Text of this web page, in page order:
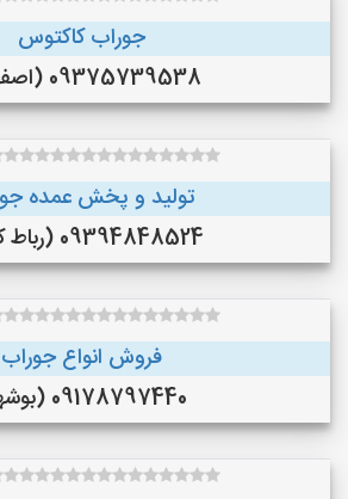
جوراب کاکتوس
09375739538 (اصفهان)
تولید و پخش عمده
09394848524 (رباط کریم)
فروش انواع جوراب
09178797440 (بوشهر)